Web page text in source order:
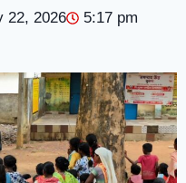
22, 2026
5:17 pm